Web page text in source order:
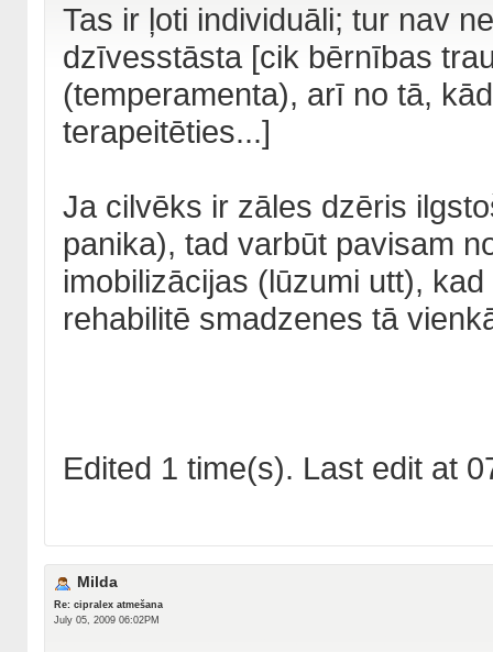
Tas ir ļoti individuāli; tur nav
dzīvesstāsta [cik bērnības
(temperamenta), arī no tā,
terapeitēties...]
Ja cilvēks ir zāles dzēris
panika), tad varbūt pavisam
imobilizācijas (lūzumi utt),
rehabilitē smadzenes tā
Edited 1 time(s). Last edit at
Milda
Re: cipralex atmešana
July 05, 2009 06:02PM